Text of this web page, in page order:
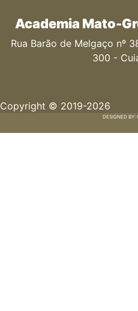
Academia Mato-
Rua Barão de Melgaço nº
300 -
Copyright © 2019-2026
DESIGNED BY: